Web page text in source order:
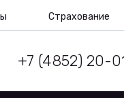
Страхование
+7 (4852) 20-